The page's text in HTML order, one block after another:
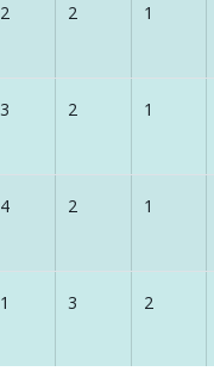
2 2 1
3 2 1
4 2 1
1 3 2